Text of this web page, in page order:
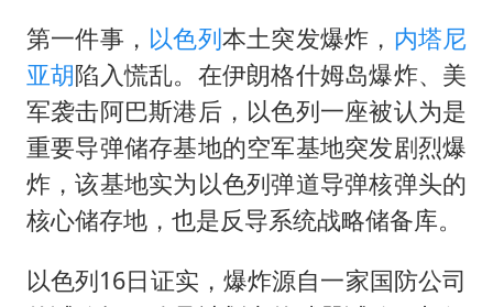
第一件事， 以色列本土突发爆炸， 内塔尼
亚胡陷入慌乱。在伊朗格什姆岛爆炸、美
军袭击阿巴斯港后，以色列一座被认为是
重要导弹储存基地的空军基地突发剧烈爆
炸，该基地实为以色列弹道导弹核弹头的
核心储存地，也是反导系统战略储备库。
以色列16日证实，爆炸源自一家国防公司